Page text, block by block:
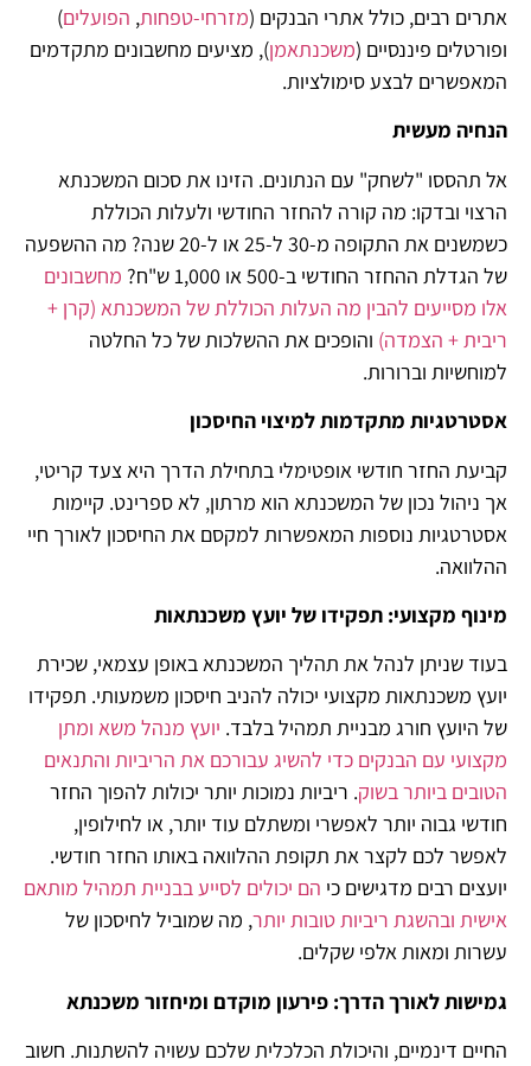
אתרים רבים, כולל אתרי הבנקים (מזרחי-טפחות, הפועלים)
ופורטלים פיננסיים (משכנתאמן), מציעים מחשבונים מתקדמים
המאפשרים לבצע סימולציות.
הנחיה מעשית
אל תהססו "לשחק" עם הנתונים. הזינו את סכום המשכנתא
הרצוי ובדקו: מה קורה להחזר החודשי ולעלות הכוללת
כשמשנים את התקופה מ-30 ל-25 או ל-20 שנה? מה ההשפעה
של הגדלת ההחזר החודשי ב-500 או 1,000 ש"ח?
מחשבונים
אלו מסייעים להבין מה העלות הכוללת של המשכנתא (קרן +
ריבית + הצמדה) והופכים את ההשלכות של כל החלטה
למוחשיות וברורות.
אסטרטגיות מתקדמות למיצוי החיסכון
קביעת החזר חודשי אופטימלי בתחילת הדרך היא צעד קריטי,
אך ניהול נכון של המשכנתא הוא מרתון, לא ספרינט. קיימות
אסטרטגיות נוספות המאפשרות למקסם את החיסכון לאורך חיי
ההלוואה.
מינוף מקצועי: תפקידו של יועץ משכנתאות
בעוד שניתן לנהל את תהליך המשכנתא באופן עצמאי, שכירת
יועץ משכנתאות מקצועי יכולה להניב חיסכון משמעותי. תפקידו
של היועץ חורג מבניית תמהיל בלבד. יועץ מנהל משא ומתן
מקצועי עם הבנקים כדי להשיג עבורכם את הריביות והתנאים
הטובים ביותר בשוק. ריביות נמוכות יותר יכולות להפוך החזר
חודשי גבוה יותר לאפשרי ומשתלם עוד יותר, או לחילופין,
לאפשר לכם לקצר את תקופת ההלוואה באותו החזר חודשי.
יועצים רבים מדגישים כי הם יכולים לסייע בבניית תמהיל מותאם
אישית ובהשגת ריביות טובות יותר, מה שמוביל לחיסכון של
עשרות ומאות אלפי שקלים.
גמישות לאורך הדרך: פירעון מוקדם ומיחזור משכנתא
החיים דינמיים, והיכולת הכלכלית שלכם עשויה להשתנות. חשוב